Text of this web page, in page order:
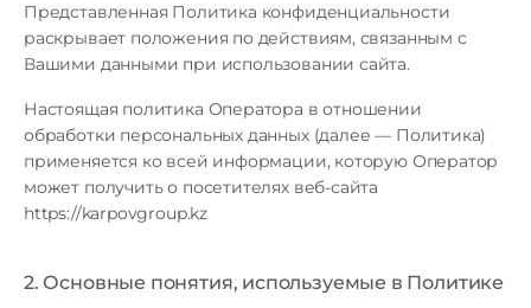
Представленная Политика конфиденциальности
раскрывает положения по действиям, связанным с
Вашими данными при использовании сайта.
Настоящая политика Оператора в отношении
обработки персональных данных (далее — Политика)
применяется ко всей информации, которую Оператор
может получить о посетителях веб-сайта
https://karpovgroup.kz
2. Основные понятия, используемые в Политике